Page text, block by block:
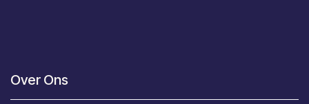
Over Ons